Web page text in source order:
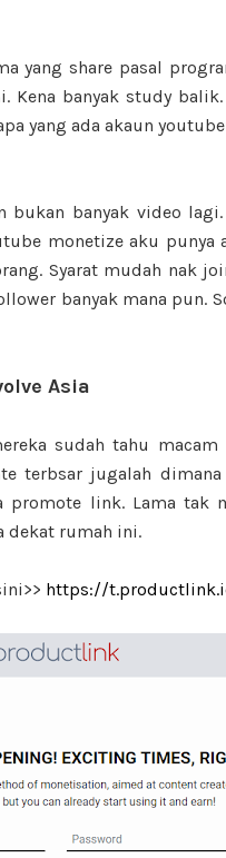
yang share pasal
Kena banyak study
yang ada akaun
banyak video
monetize aku punya
Syarat mudah nak
banyak mana pun.
Asia
sudah tahu
terbsar jugalah
promote link. Lama tak
dekat rumah ini.
https://